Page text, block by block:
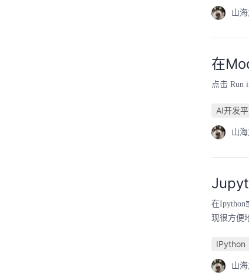
山
在
点击 Run
AI开发
山
在Ipython
现很方便
IPython
山